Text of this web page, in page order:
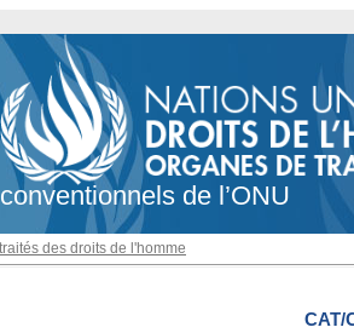
conventionnels de l’ONU
des droits de l'homme
CAT/